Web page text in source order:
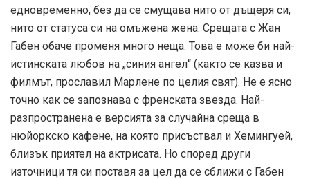
едновременно, без да се смущава нито от дъщеря си,
нито от статуса си на омъжена жена. Срещата с Жан
Габен обаче променя много неща. Това е може би най-
истинската любов на „синия ангел“ (както се казва и
филмът, прославил Марлене по целия свят). Не е ясно
точно как се запознава с френската звезда. Най-
разпространена е версията за случайна среща в
нюйоркско кафене, на която присъствал и Хемингуей,
близък приятел на актрисата. Но според други
източници тя си поставя за цел да се сближи с Габен